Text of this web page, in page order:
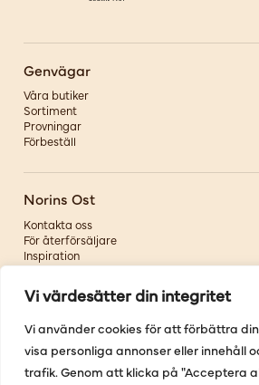
Vi värdesätter din integritet
Vi använder cookies för att förbättra
visa personliga annonser eller innehåll
trafik. Genom att klicka på "Acceptera
Genvägar
Våra butiker
Sortiment
Provningar
Förbeställ
Norins Ost
Kontakta oss
För återförsäljare
Inspiration
Om oss
Följ oss
Facebook
Instagram